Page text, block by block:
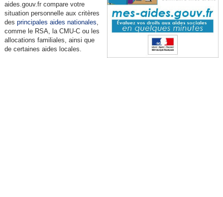
aides.gouv.fr compare votre
situation personnelle aux critères
des principales aides nationales,
comme le RSA, la CMU-C ou les
allocations familiales, ainsi que
de certaines aides locales.